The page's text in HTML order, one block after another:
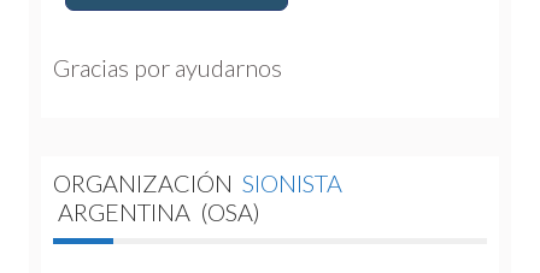
Gracias por ayudarnos
ORGANIZACIÓN SIONISTA
ARGENTINA (OSA)